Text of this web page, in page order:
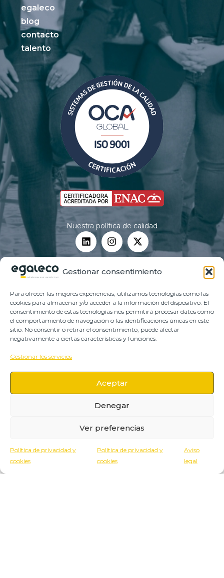
Gestionar consentimiento
Para ofrecer las mejores experiencias, utilizamos tecnologías como las
cookies para almacenar y/o acceder a la información del dispositivo. El
consentimiento de estas tecnologías nos permitirá procesar datos como
el comportamiento de navegación o las identificaciones únicas en este
sitio. No consentir o retirar el consentimiento, puede afectar
negativamente a ciertas características y funciones.
Gestionar los servicios
Aceptar
Denegar
Ver preferencias
Política de privacidad y
cookies
Política de privacidad y
cookies
Aviso
legal
egaleco
blog
contacto
talento
Nuestra política de calidad
Política de Privacidad
Política de cookies
MARCAS BY EGALECO